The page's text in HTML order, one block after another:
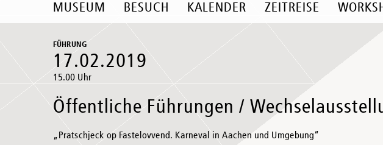
MUSEUM BESUCH KALENDER ZEITREISE
FÜHRUNG
17.02.2019
15.00 Uhr
Öffentliche Führungen /
„Pratschjeck op Fastelovvend. Karneval in Aachen und Umgebung“